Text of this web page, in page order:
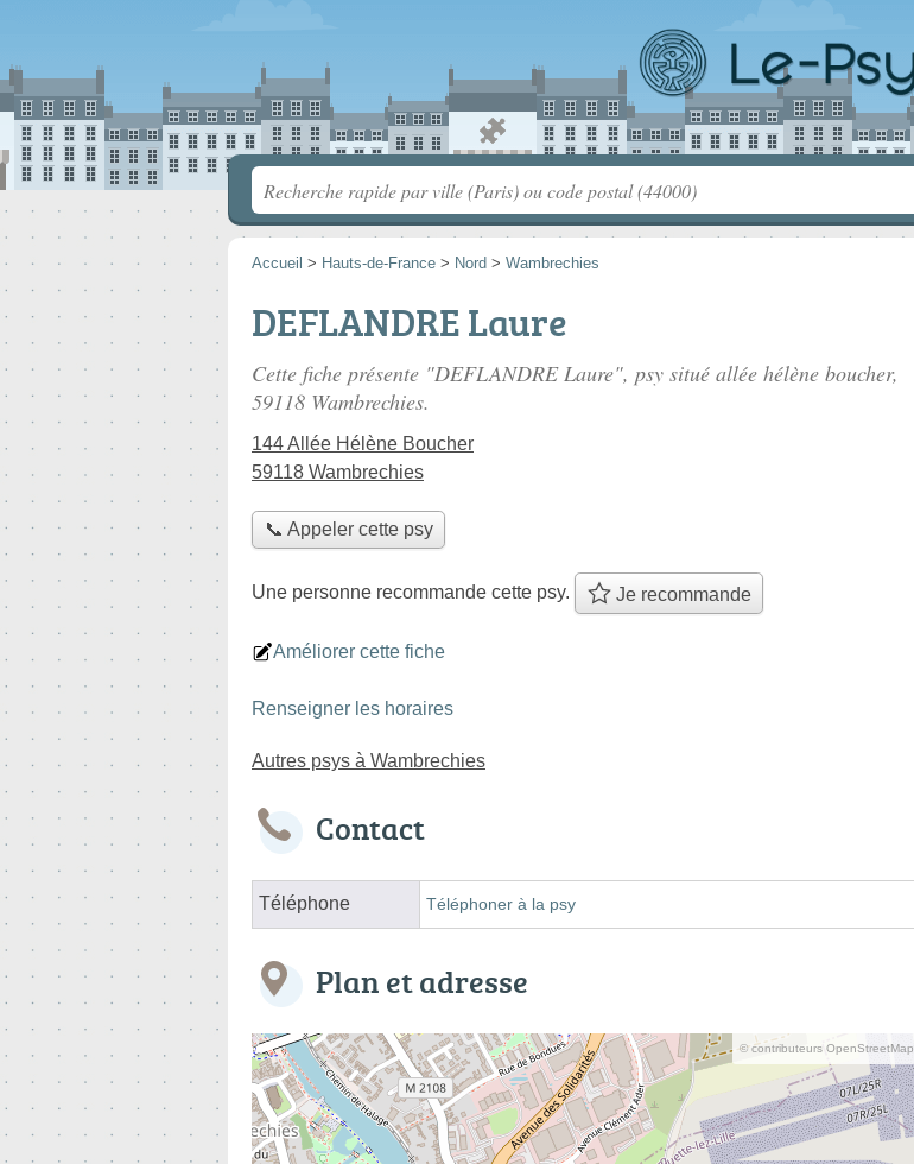
Accueil > Hauts-de-France > Nord > Wambrechies
DEFLANDRE Laure
Cette fiche présente "DEFLANDRE Laure", psy situé allée hélène boucher,
59118 Wambrechies.
144 Allée Hélène Boucher
59118 Wambrechies
📞 Appeler cette psy
Une personne recommande cette psy. Je recommande
Améliorer cette fiche
Renseigner les horaires
Autres psys à Wambrechies
Contact
Téléphone Téléphoner à la psy
Plan et adresse
© contributeurs OpenStreetMap